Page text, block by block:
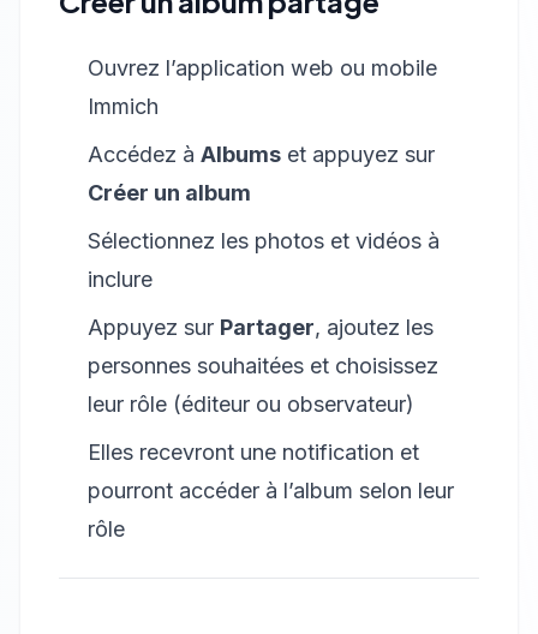
Ouvrez l’application web ou mobile
Immich
Accédez à Albums et appuyez sur
Créer un album
Sélectionnez les photos et vidéos à
inclure
Appuyez sur Partager, ajoutez les
personnes souhaitées et choisissez
leur rôle (éditeur ou observateur)
Elles recevront une notification et
pourront accéder à l’album selon leur
rôle